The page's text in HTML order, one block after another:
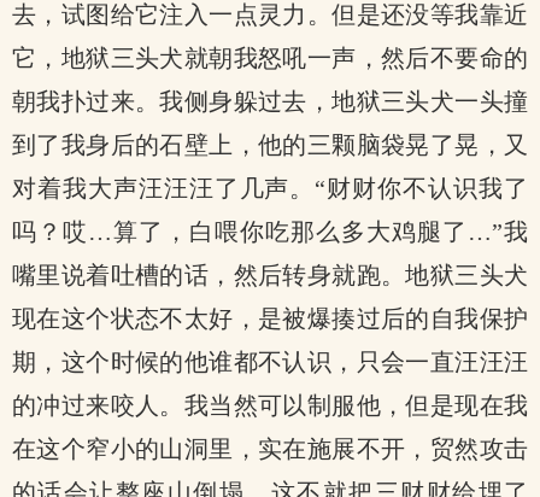
去，试图给它注入一点灵力。但是还没等我靠近
它，地狱三头犬就朝我怒吼一声，然后不要命的
朝我扑过来。我侧身躲过去，地狱三头犬一头撞
到了我身后的石壁上，他的三颗脑袋晃了晃，又
对着我大声汪汪汪了几声。“财财你不认识我了
吗？哎…算了，白喂你吃那么多大鸡腿了…”我
嘴里说着吐槽的话，然后转身就跑。地狱三头犬
现在这个状态不太好，是被爆揍过后的自我保护
期，这个时候的他谁都不认识，只会一直汪汪汪
的冲过来咬人。我当然可以制服他，但是现在我
在这个窄小的山洞里，实在施展不开，贸然攻击